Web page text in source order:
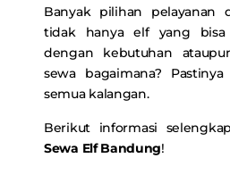
Banyak pilihan pelayanan
tidak hanya elf yang bisa
dengan kebutuhan
sewa bagaimana?
semua kalangan.
Berikut informasi
Sewa Elf Bandung!